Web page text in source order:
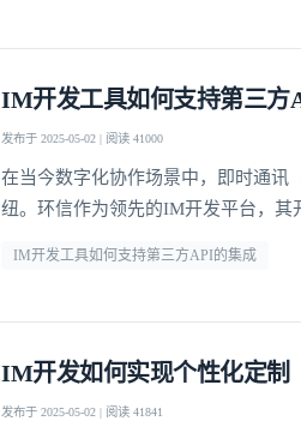
IM开发工具如何支持第三方
发布于 2025-05-02 | 阅读 41000
在当今数字化协作场景中，即时通讯
纽。环信作为领先的IM开发平台，其
IM开发工具如何支持第三方API的集成
IM开发如何实现个性化定制
发布于 2025-05-02 | 阅读 41841